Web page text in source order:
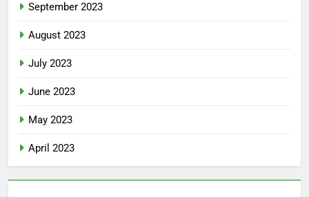
September 2023
August 2023
July 2023
June 2023
May 2023
April 2023